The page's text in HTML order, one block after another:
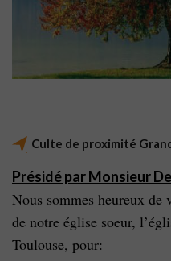
Culte de proximité
Présidé par Monsieur
Nous sommes heureux de
de notre église soeur,
Toulouse, pour: